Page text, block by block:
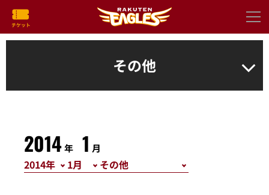
その他
2014年 1 月